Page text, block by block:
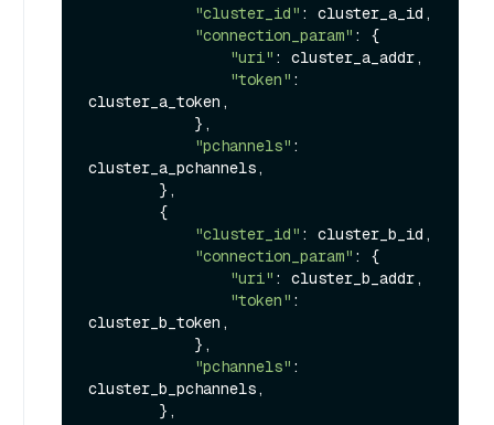
"cluster_id" : cluster_a_id,
"connection_param" : {
"uri" : cluster_a_addr,
"token" :
cluster_a_token,
"pchannels" :
cluster_a_pchannels,
"cluster_id" : cluster_b_id,
"connection_param" : {
"uri" : cluster_b_addr,
"token" :
cluster_b_token,
"pchannels" :
cluster_b_pchannels,